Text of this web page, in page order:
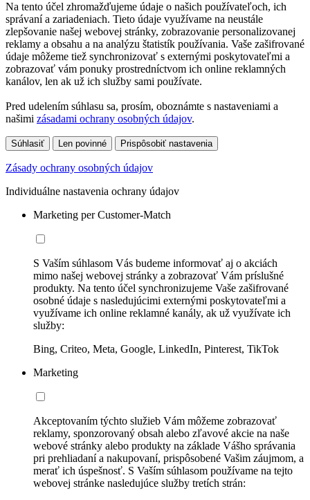
Na tento účel zhromažďujeme údaje o našich používateľoch, ich
správaní a zariadeniach. Tieto údaje využívame na neustále
zlepšovanie našej webovej stránky, zobrazovanie personalizovanej
reklamy a obsahu a na analýzu štatistík používania. Vaše zašifrované
údaje môžeme tiež synchronizovať s externými poskytovateľmi a
zobrazovať vám ponuky prostredníctvom ich online reklamných
kanálov, len ak už ich služby sami používate.
Pred udelením súhlasu sa, prosím, oboznámte s nastaveniami a
našimi zásadami ochrany osobných údajov.
Súhlasiť Len povinné Prispôsobiť nastavenia
Zásady ochrany osobných údajov
Individuálne nastavenia ochrany údajov
Marketing per Customer-Match
S Vaším súhlasom Vás budeme informovať aj o akciách
mimo našej webovej stránky a zobrazovať Vám príslušné
produkty. Na tento účel synchronizujeme Vaše zašifrované
osobné údaje s nasledujúcimi externými poskytovateľmi a
využívame ich online reklamné kanály, ak už využívate ich
služby:
Bing, Criteo, Meta, Google, LinkedIn, Pinterest, TikTok
Marketing
Akceptovaním týchto služieb Vám môžeme zobrazovať
reklamy, sponzorovaný obsah alebo zľavové akcie na naše
webové stránky alebo produkty na základe Vášho správania
pri prehliadaní a nakupovaní, prispôsobené Vašim záujmom, a
merať ich úspešnosť. S Vaším súhlasom používame na tejto
webovej stránke nasledujúce služby tretích strán: